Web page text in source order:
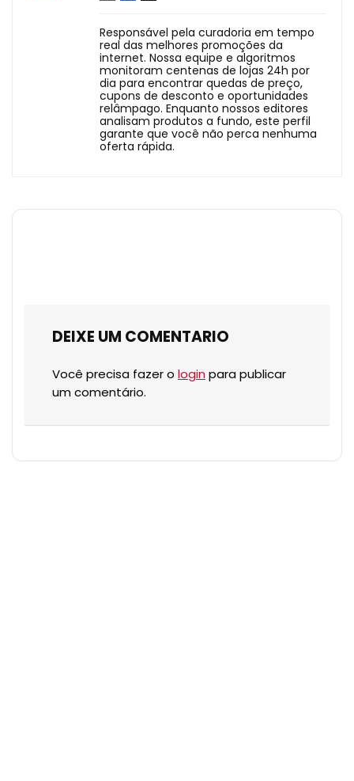
Responsável pela curadoria em tempo
real das melhores promoções da
internet. Nossa equipe e algoritmos
monitoram centenas de lojas 24h por
dia para encontrar quedas de preço,
cupons de desconto e oportunidades
relâmpago. Enquanto nossos editores
analisam produtos a fundo, este perfil
garante que você não perca nenhuma
oferta rápida.
DEIXE UM COMENTARIO
Você precisa fazer o login para publicar
um comentário.